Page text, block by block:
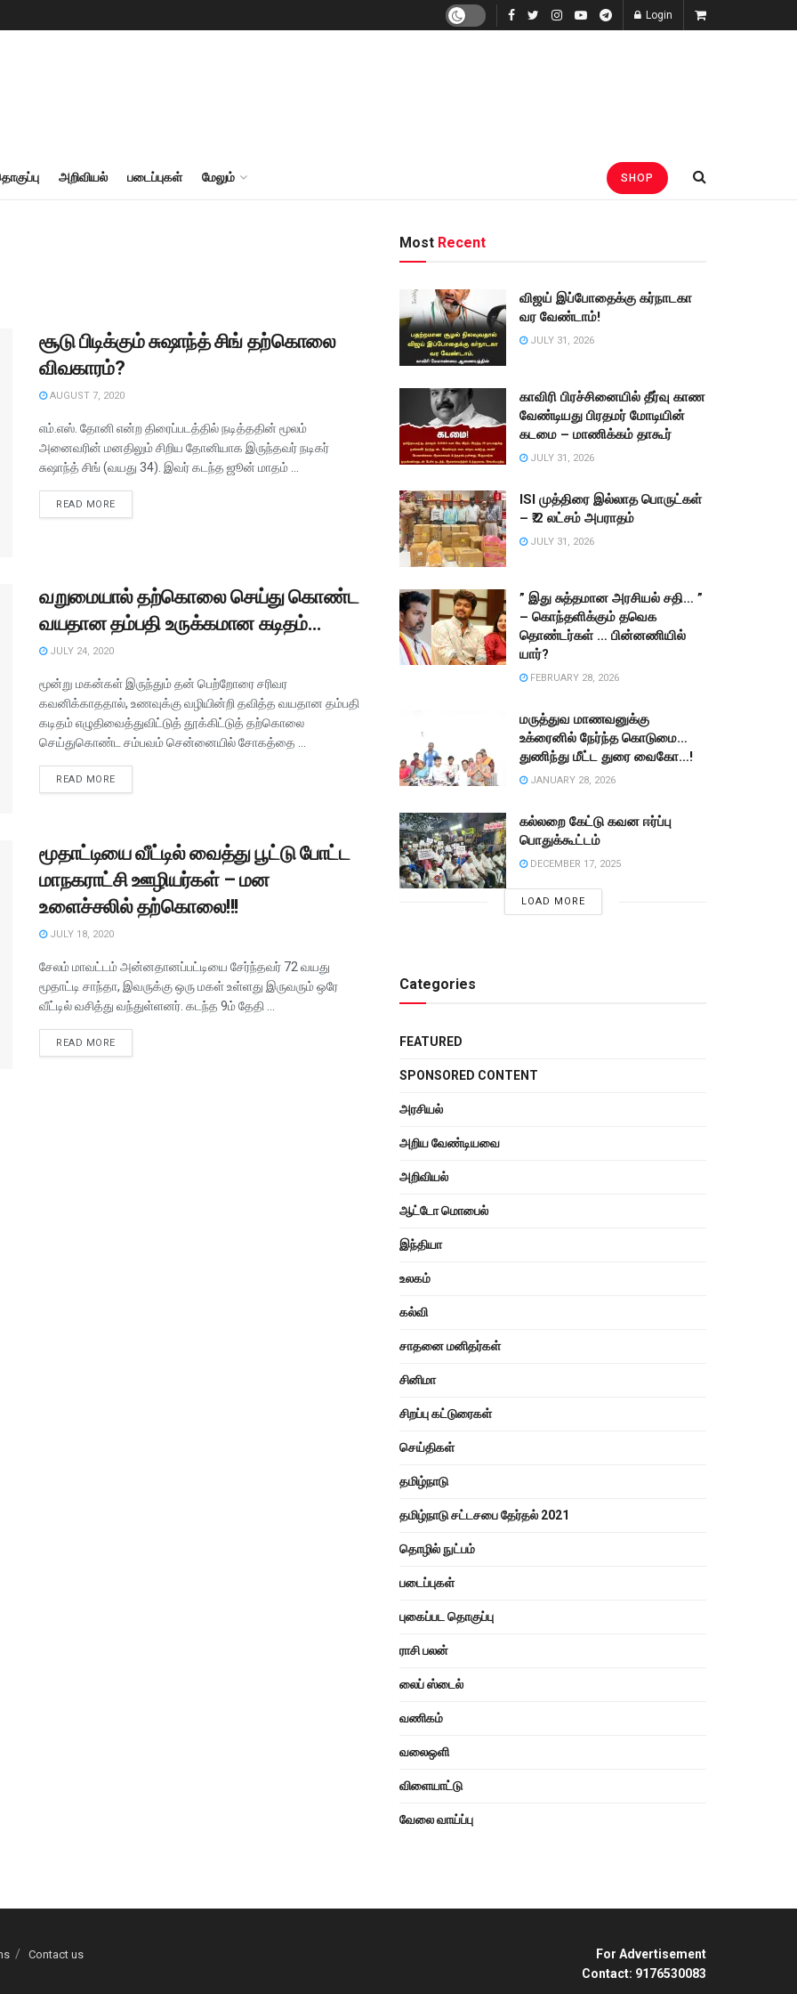
Login
அறிவியல் படைப்புகள் மேலும் SHOP
சூடு பிடிக்கும் சுஷாந்த் சிங் தற்கொலை
விவகாரம்?
AUGUST 7, 2020
எம்.எஸ். தோனி என்ற திரைப்படத்தில் நடித்ததின் மூலம்
அனைவரின் மனதிலும் சிறிய தோனியாக இருந்தவர் நடிகர்
சுஷாந்த் சிங் (வயது 34). இவர் கடந்த ஜூன் மாதம் ...
READ MORE
வறுமையால் தற்கொலை செய்து கொண்ட
வயதான தம்பதி உருக்கமான கடிதம்…
JULY 24, 2020
மூன்று மகன்கள் இருந்தும் தன் பெற்றோரை சரிவர
கவனிக்காததால், உணவுக்கு வழியின்றி தவித்த வயதான தம்பதி
கடிதம் எழுதிவைத்துவிட்டுத் தூக்கிட்டுத் தற்கொலை
செய்துகொண்ட சம்பவம் சென்னையில் சோகத்தை ...
READ MORE
மூதாட்டியை வீட்டில் வைத்து பூட்டு போட்ட
மாநகராட்சி ஊழியர்கள் – மன
உளைச்சலில் தற்கொலை!!!
JULY 18, 2020
சேலம் மாவட்டம் அன்னதானப்பட்டியை சேர்ந்தவர் 72 வயது
மூதாட்டி சாந்தா, இவருக்கு ஒரு மகள் உள்ளது இருவரும் ஒரே
வீட்டில் வசித்து வந்துள்ளனர். கடந்த 9ம் தேதி ...
READ MORE
Most Recent
விஜய் இப்போதைக்கு கர்நாடகா
வர வேண்டாம்!
JULY 31, 2026
காவிரி பிரச்சினையில் தீர்வு காண
வேண்டியது பிரதமர் மோடியின்
கடமை – மாணிக்கம் தாகூர்
JULY 31, 2026
ISI முத்திரை இல்லாத பொருட்கள்
– ₹.2 லட்சம் அபராதம்
JULY 31, 2026
” இது சுத்தமான அரசியல் சதி… ”
– கொந்தளிக்கும் தவெக
தொண்டர்கள் … பின்னணியில்
யார்?
FEBRUARY 28, 2026
மருத்துவ மாணவனுக்கு
உக்ரைனில் நேர்ந்த கொடுமை…
துணிந்து மீட்ட துரை வைகோ…!
JANUARY 28, 2026
கல்லறை கேட்டு கவன ஈர்ப்பு
பொதுக்கூட்டம்
DECEMBER 17, 2025
LOAD MORE
Categories
FEATURED
SPONSORED CONTENT
அரசியல்
அறிய வேண்டியவை
அறிவியல்
ஆட்டோ மொபைல்
இந்தியா
உலகம்
கல்வி
சாதனை மனிதர்கள்
சினிமா
சிறப்பு கட்டுரைகள்
செய்திகள்
தமிழ்நாடு
தமிழ்நாடு சட்டசபை தேர்தல் 2021
தொழில் நுட்பம்
படைப்புகள்
புகைப்பட தொகுப்பு
ராசி பலன்
லைப் ஸ்டைல்
வணிகம்
வலைஒளி
விளையாட்டு
வேலை வாய்ப்பு
Contact us
For Advertisement
Contact: 9176530083